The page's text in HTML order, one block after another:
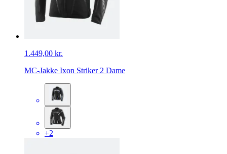
1.449,00 kr.
MC-Jakke Ixon Striker 2 Dame
+2